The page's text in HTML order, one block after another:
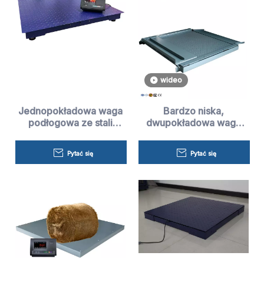
Jednopokładowa waga
podłogowa ze stali
Pytać się
wideo
Bardzo niska,
dwupokładowa waga
Henera
Pytać się